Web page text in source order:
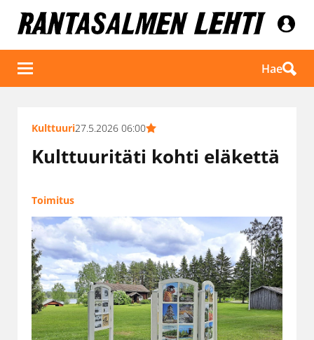
Hae
Kulttuuri27.5.2026 06:00
Kulttuuritäti kohti eläkettä
Toimitus